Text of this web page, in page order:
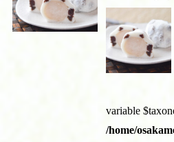
variable
/home/